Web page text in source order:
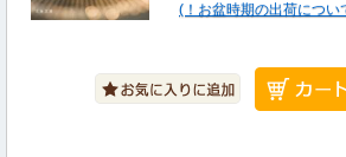
(！お盆時期の出荷につい